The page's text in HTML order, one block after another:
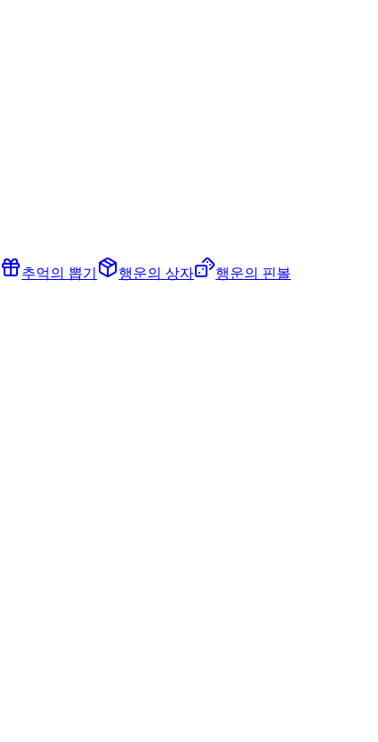
추억의 뽑기 행운의 상자 행운의 핀볼